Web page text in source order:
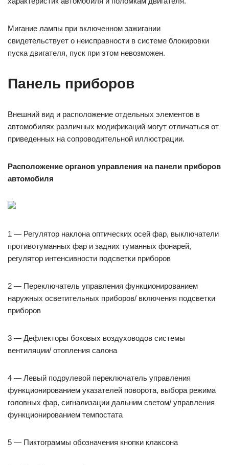
Мигание лампы при включенном зажигании
свидетельствует о неисправности в системе блокировки
пуска двигателя, пуск при этом невозможен.
Панель приборов
Внешний вид и расположение отдельных элементов в
автомобилях различных модификаций могут отличаться от
приведенных на сопроводительной иллюстрации.
Расположение органов управления на панели приборов
автомобиля
1 — Регулятор наклона оптических осей фар, выключатели
противотуманных фар и задних туманных фонарей,
регулятор интенсивности подсветки приборов
2 — Переключатель управления функционированием
наружных осветительных приборов/ включения подсветки
приборов
3 — Дефлекторы боковых воздуховодов системы
вентиляции/ отопления салона
4 — Левый подрулевой переключатель управления
функционированием указателей поворота, выбора режима
головных фар, сигнализации дальним светом/ управления
функционированием темпостата
5 — Пиктограммы обозначения кнопки клаксона